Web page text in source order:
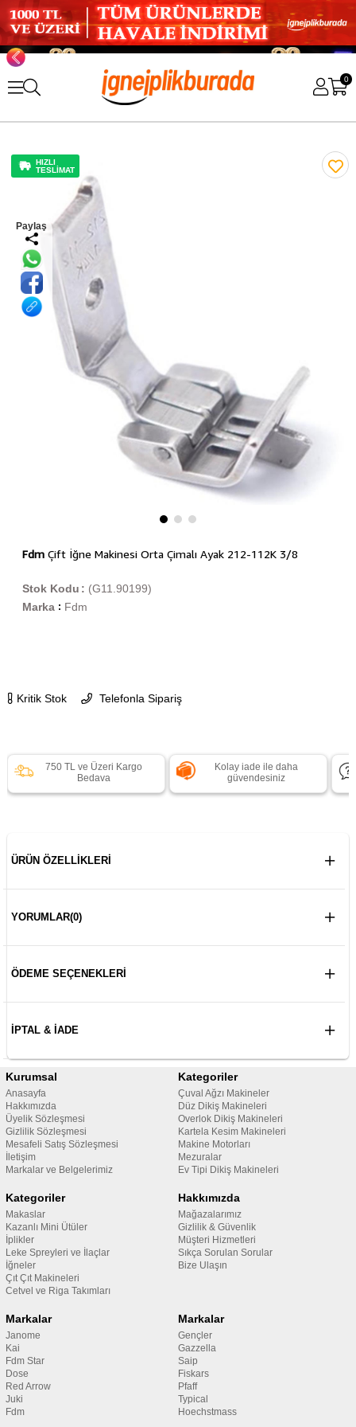
0
HIZLI
TESLİMAT
Paylaş
FdmÇift İğne Makinesi Orta Çimalı Ayak 212-112K 3/8
(G11.90199)
Stok Kodu
Marka : Fdm
Kritik Stok Telefonla Sipariş
750 TL ve Üzeri Kargo
Bedava
Kolay iade ile daha
güvendesiniz
ÜRÜN ÖZELLIKLERI
YORUMLAR(0)
ÖDEME SEÇENEKLERI
İPTAL & İADE
Kurumsal
Anasayfa
Hakkımızda
Üyelik Sözleşmesi
Gizlilik Sözleşmesi
Mesafeli Satış Sözleşmesi
İletişim
Markalar ve Belgelerimiz
Kategoriler
Çuval Ağzı Makineler
Düz Dikiş Makineleri
Overlok Dikiş Makineleri
Kartela Kesim Makineleri
Makine Motorları
Mezuralar
Ev Tipi Dikiş Makineleri
Kategoriler
Makaslar
Kazanlı Mini Ütüler
İplikler
Leke Spreyleri ve İlaçlar
İğneler
Çıt Çıt Makineleri
Cetvel ve Riga Takımları
Hakkımızda
Mağazalarımız
Gizlilik & Güvenlik
Müşteri Hizmetleri
Sıkça Sorulan Sorular
Bize Ulaşın
Markalar
Janome
Kai
Fdm Star
Dose
Red Arrow
Juki
Fdm
Markalar
Gençler
Gazzella
Saip
Fiskars
Pfaff
Typical
Hoechstmass